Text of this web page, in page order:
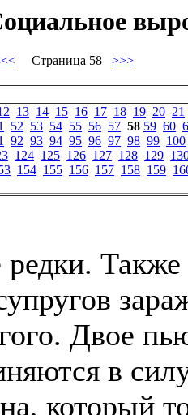
Страница 58 >>>
13 14 15 16 17 18 19 20 21
52 53 54 55 56 57 58 59 60
92 93 94 95 96 97 98 99 100
124 125 126 127 128 129
154 155 156 157 158 159
Также
Двое
в
который